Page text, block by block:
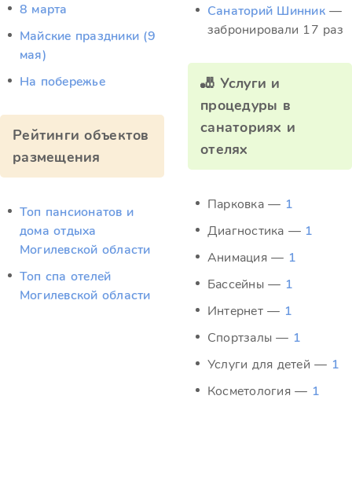
8 марта
Майские праздники (9
мая)
На побережье
Рейтинги объектов
размещения
Топ пансионатов и
дома отдыха
Могилевской области
Топ спа отелей
Могилевской области
Санаторий Шинник —
забронировали 17 раз
🎳 Услуги и
процедуры в
санаториях и
отелях
Парковка — 1
Диагностика — 1
Анимация — 1
Бассейны — 1
Интернет — 1
Спортзалы — 1
Услуги для детей — 1
Косметология — 1